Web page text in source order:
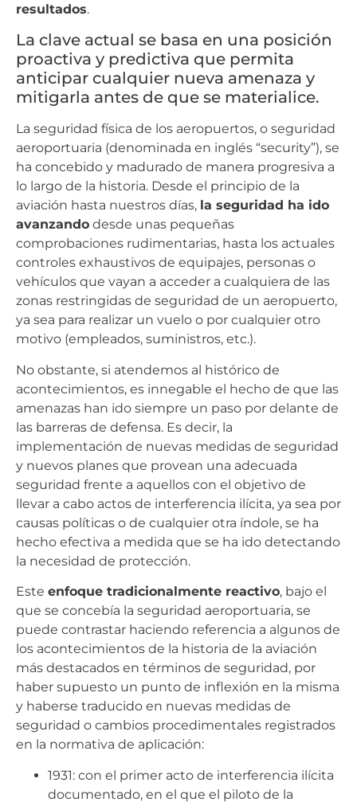
resultados.
La clave actual se basa en una posición
proactiva y predictiva que permita
anticipar cualquier nueva amenaza y
mitigarla antes de que se materialice.
La seguridad física de los aeropuertos, o seguridad
aeroportuaria (denominada en inglés “security”), se
ha concebido y madurado de manera progresiva a
lo largo de la historia. Desde el principio de la
aviación hasta nuestros días, la seguridad ha ido
avanzando desde unas pequeñas
comprobaciones rudimentarias, hasta los actuales
controles exhaustivos de equipajes, personas o
vehículos que vayan a acceder a cualquiera de las
zonas restringidas de seguridad de un aeropuerto,
ya sea para realizar un vuelo o por cualquier otro
motivo (empleados, suministros, etc.).
No obstante, si atendemos al histórico de
acontecimientos, es innegable el hecho de que las
amenazas han ido siempre un paso por delante de
las barreras de defensa. Es decir, la
implementación de nuevas medidas de seguridad
y nuevos planes que provean una adecuada
seguridad frente a aquellos con el objetivo de
llevar a cabo actos de interferencia ilícita, ya sea por
causas políticas o de cualquier otra índole, se ha
hecho efectiva a medida que se ha ido detectando
la necesidad de protección.
Este enfoque tradicionalmente reactivo, bajo el
que se concebía la seguridad aeroportuaria, se
puede contrastar haciendo referencia a algunos de
los acontecimientos de la historia de la aviación
más destacados en términos de seguridad, por
haber supuesto un punto de inflexión en la misma
y haberse traducido en nuevas medidas de
seguridad o cambios procedimentales registrados
en la normativa de aplicación:
1931: con el primer acto de interferencia ilícita
documentado, en el que el piloto de la